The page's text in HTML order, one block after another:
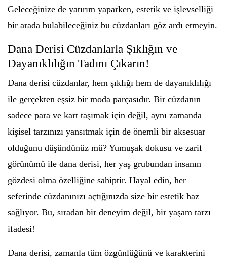
Geleceğinize de yatırım yaparken, estetik ve işlevselliği
bir arada bulabileceğiniz bu cüzdanları göz ardı etmeyin.
Dana Derisi Cüzdanlarla Şıklığın ve
Dayanıklılığın Tadını Çıkarın!
Dana derisi cüzdanlar, hem şıklığı hem de dayanıklılığı
ile gerçekten eşsiz bir moda parçasıdır. Bir cüzdanın
sadece para ve kart taşımak için değil, aynı zamanda
kişisel tarzınızı yansıtmak için de önemli bir aksesuar
olduğunu düşündünüz mü? Yumuşak dokusu ve zarif
görünümü ile dana derisi, her yaş grubundan insanın
gözdesi olma özelliğine sahiptir. Hayal edin, her
seferinde cüzdanınızı açtığınızda size bir estetik haz
sağlıyor. Bu, sıradan bir deneyim değil, bir yaşam tarzı
ifadesi!
Dana derisi, zamanla tüm özgünlüğünü ve karakterini